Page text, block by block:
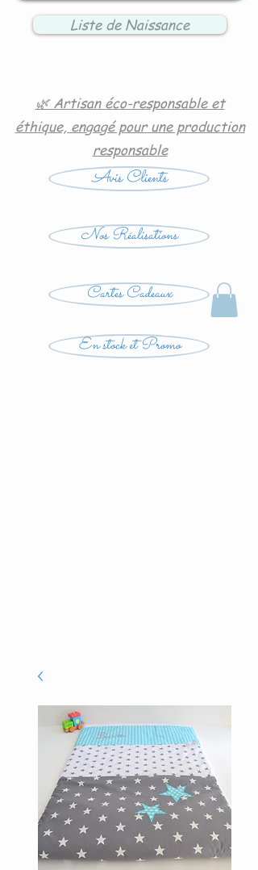
Liste de Naissance
🌿 Artisan éco-responsable et
éthique, engagé pour une production
responsable
Avis Clients
Nos Réalisations
Cartes Cadeaux
En stock et Promo